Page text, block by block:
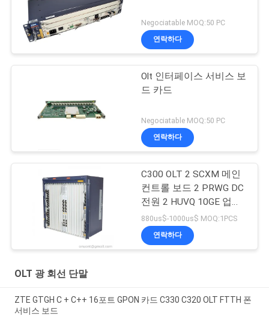
Negociatable MOQ:50 PC
연락하다
Olt 인터페이스 서비스 보
드 카드
Negociatable MOQ:50 PC
연락하다
C300 OLT 2 SCXM 메인
컨트롤 보드 2 PRWG DC
전원 2 HUVQ 10GE 업링
크 보드
880us$-1000us$ MOQ:1PCS
연락하다
OLT 광 회선 단말
ZTE GTGH C + C++ 16포트 GPON 카드 C330 C320 OLT FTTH 폰
서비스 보드